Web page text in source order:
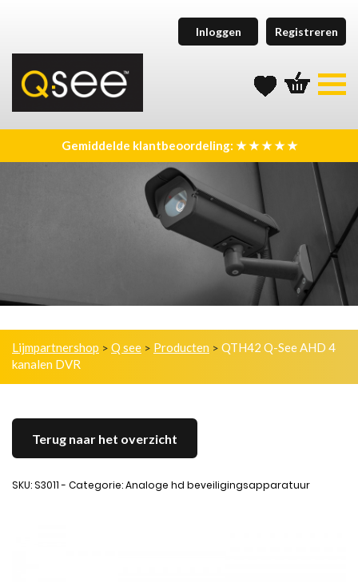
Inloggen Registreren
Gemiddelde klantbeoordeling: ★ ★ ★ ★ ★
Lijmpartnershop > Q see > Producten > QTH42 Q-See AHD 4
kanalen DVR
Terug naar het overzicht
SKU: S3011 - Categorie: Analoge hd beveiligingsapparatuur